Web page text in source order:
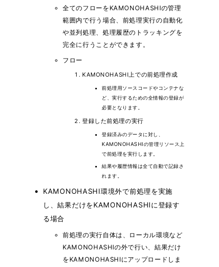
全てのフローをKAMONOHASHIの管理
範囲内で行う場合、前処理実行の自動化
や並列処理、処理履歴のトラッキングを
完全に行うことができます。
フロー
KAMONOHASHI上での前処理作成
前処理用ソースコードやコンテナな
ど、実行するための全情報の登録が
必要となります。
登録した前処理の実行
登録済みのデータに対し、
KAMONOHASHIの管理リソース上
で前処理を実行します。
結果や履歴情報は全て自動で記録さ
れます。
KAMONOHASHI環境外で前処理を実施
し、結果だけをKAMONOHASHIに登録す
る場合
前処理の実行自体は、ローカル環境など
KAMONOHASHIの外で行い、結果だけ
をKAMONOHASHIにアップロードしま